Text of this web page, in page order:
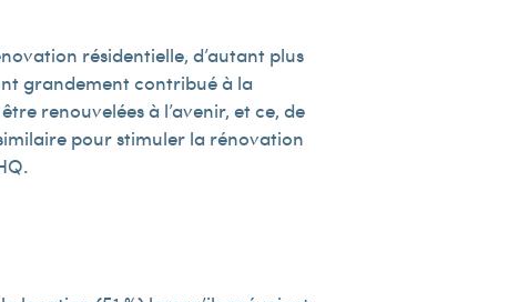
résidentielle, d’autant plus
grandement contribué à la
renouvelées à l’avenir, et ce, de
pour stimuler la rénovation